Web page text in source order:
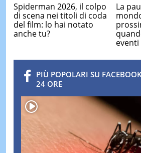
Spiderman 2026, il colpo
di scena nei titoli di coda
del film: lo hai notato
anche tu?
La
eventi
PIÙ POPOLARI SU
24 ORE